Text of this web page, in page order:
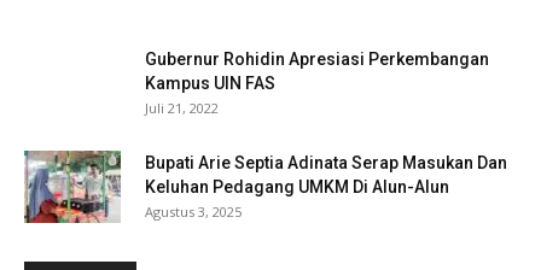
Gubernur Rohidin Apresiasi Perkembangan
Kampus UIN FAS
Juli 21, 2022
Bupati Arie Septia Adinata Serap Masukan Dan
Keluhan Pedagang UMKM Di Alun-Alun
Agustus 3, 2025